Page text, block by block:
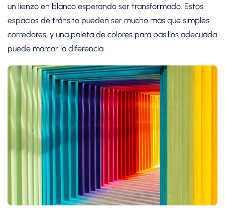
un lienzo en blanco esperando ser transformado. Estos
espacios de tránsito pueden ser mucho más que simples
corredores, y una paleta de colores para pasillos adecuada
puede marcar la diferencia.